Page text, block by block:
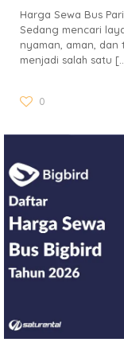
Harga Sewa Bus
Sedang mencari
nyaman, aman, dan
menjadi salah satu
0